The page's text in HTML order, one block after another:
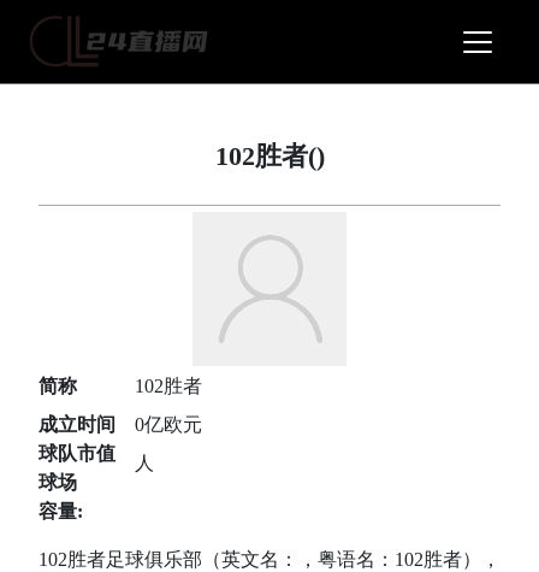
102胜者()
简称
102胜者
成立时间
球队市值
0亿欧元
球场
容量:
人
102胜者足球俱乐部（英文名：，粤语名：102胜者），